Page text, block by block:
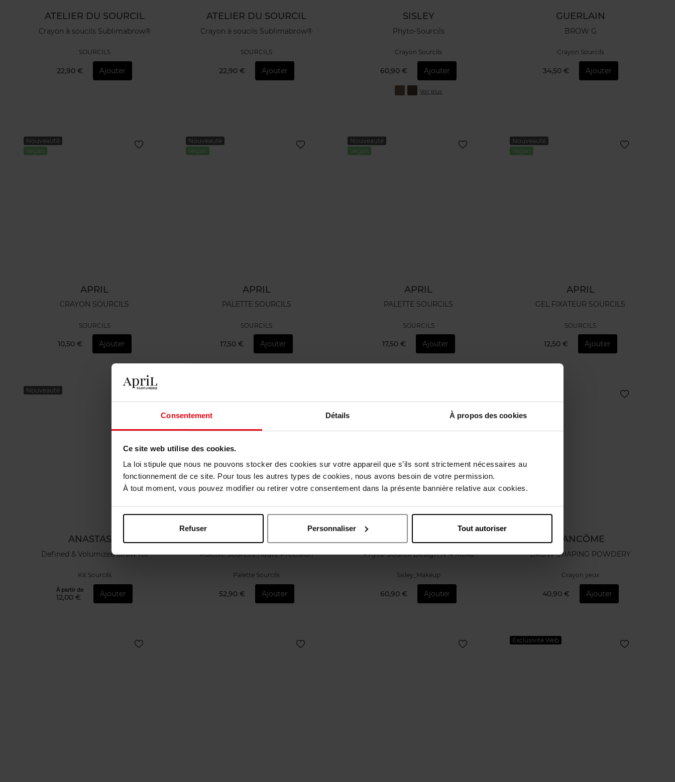
Consentement Détails À propos des cookies
Ce site web utilise des cookies.
La loi stipule que nous ne pouvons stocker des cookies sur votre appareil que s’ils sont strictement nécessaires au
fonctionnement de ce site. Pour tous les autres types de cookies, nous avons besoin de votre permission.
À tout moment, vous pouvez modifier ou retirer votre consentement dans la présente bannière relative aux cookies.
Refuser Personnaliser Tout autoriser
ATELIER DU SOURCIL
Crayon à soucils Sublimabrow®
SOURCILS
22,90 € Ajouter
ATELIER DU SOURCIL
Crayon à soucils Sublimabrow®
SOURCILS
22,90 € Ajouter
SISLEY
Phyto-Sourcils
Crayon Sourcils
60,90 € Ajouter
Voir plus
GUERLAIN
BROW G
Crayon Sourcils
34,50 € Ajouter
Nouveauté
Vegan
APRIL
CRAYON SOURCILS
SOURCILS
10,50 € Ajouter
Nouveauté
Vegan
APRIL
PALETTE SOURCILS
SOURCILS
17,50 € Ajouter
Nouveauté
Vegan
APRIL
PALETTE SOURCILS
SOURCILS
17,50 € Ajouter
Nouveauté
Vegan
APRIL
GEL FIXATEUR SOURCILS
SOURCILS
12,50 € Ajouter
Nouveauté
ANASTASIA
Defined & Volumized Brow Kit
Kit Sourcils
À partir de
12,00 € Ajouter
STENDHAL
Palette Sourcils Haute Précision
Palette Sourcils
52,90 € Ajouter
SISLEY
Phyto-Sourcil Design N°4 Moka
Sisley_Makeup
60,90 € Ajouter
LANCÔME
BROW SHAPING POWDERY
Crayon yeux
40,90 € Ajouter
Exclusivité Web